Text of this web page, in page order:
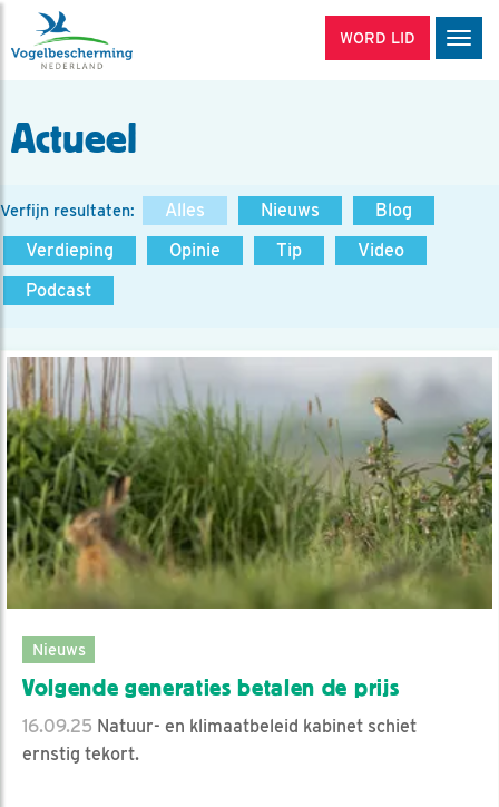
WORD LID
Actueel
Verfijn resultaten: Alles Nieuws
Blog
Verdieping
Opinie Tip
Video
Podcast
Nieuws
Volgende generaties betalen de prijs
16.09.25 Natuur- en klimaatbeleid kabinet schiet
ernstig tekort.